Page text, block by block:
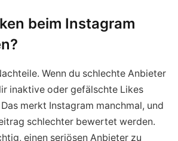
beim Instagram
Wenn du schlechte Anbieter
inaktive oder gefälschte Likes
merkt Instagram manchmal, und
schlechter bewertet werden.
einen seriösen Anbieter zu